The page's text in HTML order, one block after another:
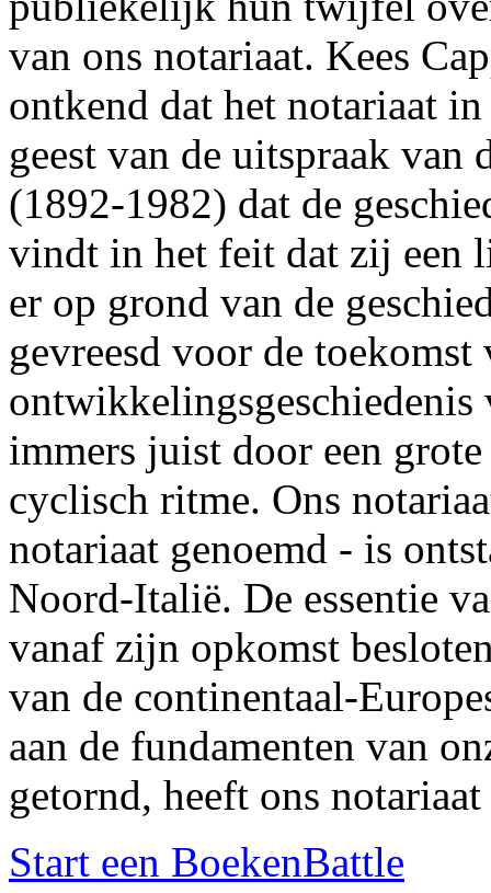
van ons notariaat. Kees
ontkend dat het notariaat
geest van de uitspraak van
(1892-1982) dat de
vindt in het feit dat zij een
er op grond van de
gevreesd voor de
ontwikkelingsgeschiedenis
immers juist door een
cyclisch ritme. Ons
notariaat genoemd - is
Noord-Italië. De essentie
vanaf zijn opkomst
van de continentaal-
aan de fundamenten van
getornd, heeft ons
Start een BoekenBattle